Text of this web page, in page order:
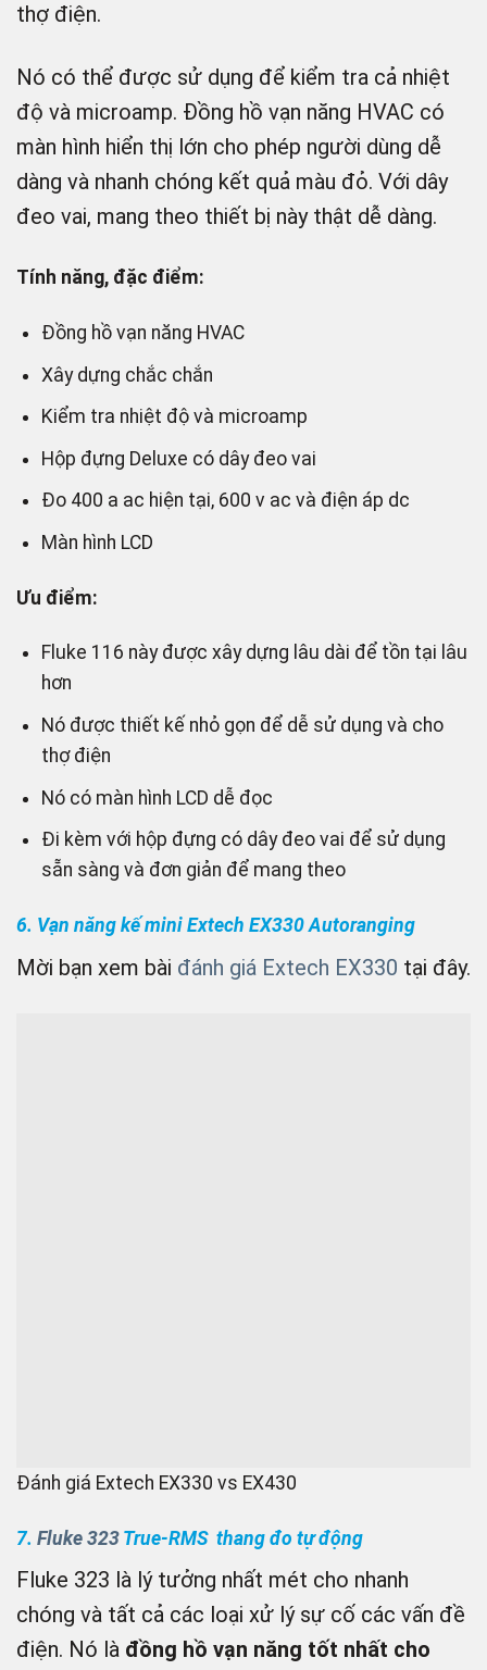
thợ điện.
Nó có thể được sử dụng để kiểm tra cả nhiệt
độ và microamp. Đồng hồ vạn năng HVAC có
màn hình hiển thị lớn cho phép người dùng dễ
dàng và nhanh chóng kết quả màu đỏ. Với dây
đeo vai, mang theo thiết bị này thật dễ dàng.
Tính năng, đặc điểm:
Đồng hồ vạn năng HVAC
Xây dựng chắc chắn
Kiểm tra nhiệt độ và microamp
Hộp đựng Deluxe có dây đeo vai
Đo 400 a ac hiện tại, 600 v ac và điện áp dc
Màn hình LCD
Ưu điểm:
Fluke 116 này được xây dựng lâu dài để tồn tại lâu
hơn
Nó được thiết kế nhỏ gọn để dễ sử dụng và cho
thợ điện
Nó có màn hình LCD dễ đọc
Đi kèm với hộp đựng có dây đeo vai để sử dụng
sẵn sàng và đơn giản để mang theo
6. Vạn năng kế mini Extech EX330 Autoranging
Mời bạn xem bài đánh giá Extech EX330 tại đây.
Đánh giá Extech EX330 vs EX430
7. Fluke 323 True-RMS thang đo tự động
Fluke 323 là lý tưởng nhất mét cho nhanh
chóng và tất cả các loại xử lý sự cố các vấn đề
điện. Nó là đồng hồ vạn năng tốt nhất cho